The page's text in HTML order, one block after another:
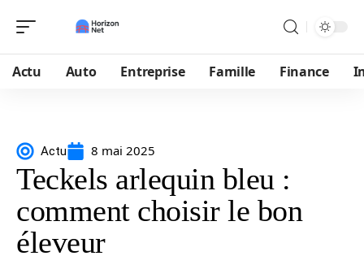
Actu Auto Entreprise Famille Finance
Actu 8 mai 2025
Teckels arlequin bleu :
comment choisir le bon
éleveur